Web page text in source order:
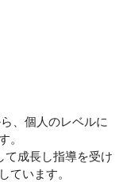
、個人のレベルに
。
て成長し指導を受け
ています。